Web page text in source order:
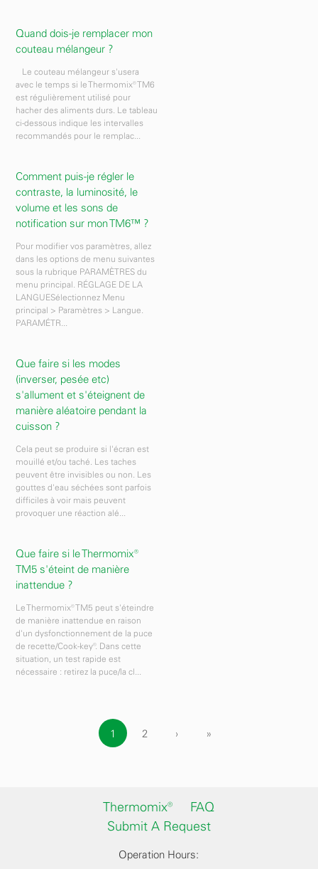
Quand dois-je remplacer mon
couteau mélangeur ?
Le couteau mélangeur s'usera
avec le temps si le Thermomix® TM6
est régulièrement utilisé pour
hacher des aliments durs. Le tableau
ci-dessous indique les intervalles
recommandés pour le remplac...
Comment puis-je régler le
contraste, la luminosité, le
volume et les sons de
notification sur mon TM6™ ?
Pour modifier vos paramètres, allez
dans les options de menu suivantes
sous la rubrique PARAMÈTRES du
menu principal. RÉGLAGE DE LA
LANGUESélectionnez Menu
principal > Paramètres > Langue.
PARAMÉTR...
Que faire si les modes
(inverser, pesée etc)
s'allument et s'éteignent de
manière aléatoire pendant la
cuisson ?
Cela peut se produire si l'écran est
mouillé et/ou taché. Les taches
peuvent être invisibles ou non. Les
gouttes d'eau séchées sont parfois
difficiles à voir mais peuvent
provoquer une réaction alé...
Que faire si le Thermomix®
TM5 s'éteint de manière
inattendue ?
Le Thermomix® TM5 peut s'éteindre
de manière inattendue en raison
d'un dysfonctionnement de la puce
de recette/Cook-key®. Dans cette
situation, un test rapide est
nécessaire : retirez la puce/la cl...
1 2 › »
Thermomix®
FAQ
Submit A Request
Operation Hours: